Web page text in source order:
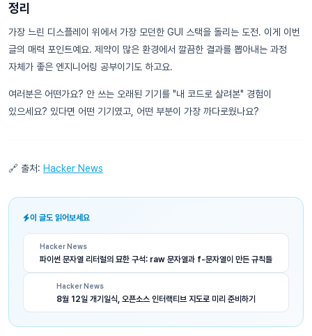
정리
가장 느린 디스플레이 위에서 가장 모던한 GUI 스택을 돌리는 도전. 이게 이번
글의 매력 포인트예요. 제약이 많은 환경에서 깔끔한 결과를 뽑아내는 과정
자체가 좋은 엔지니어링 공부이기도 하고요.
여러분은 어떤가요? 안 쓰는 오래된 기기를 "내 코드로 살려본" 경험이
있으세요? 있다면 어떤 기기였고, 어떤 부분이 가장 까다로웠나요?
🔗 출처: Hacker News
이 글도 읽어보세요
Hacker News
파이썬 문자열 리터럴의 묘한 구석: raw 문자열과 f-문자열이 만든 규칙들
Hacker News
8월 12일 개기일식, 오픈소스 인터랙티브 지도로 미리 준비하기